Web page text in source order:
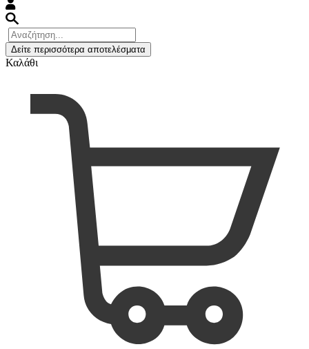
Δείτε περισσότερα αποτελέσματα
Καλάθι